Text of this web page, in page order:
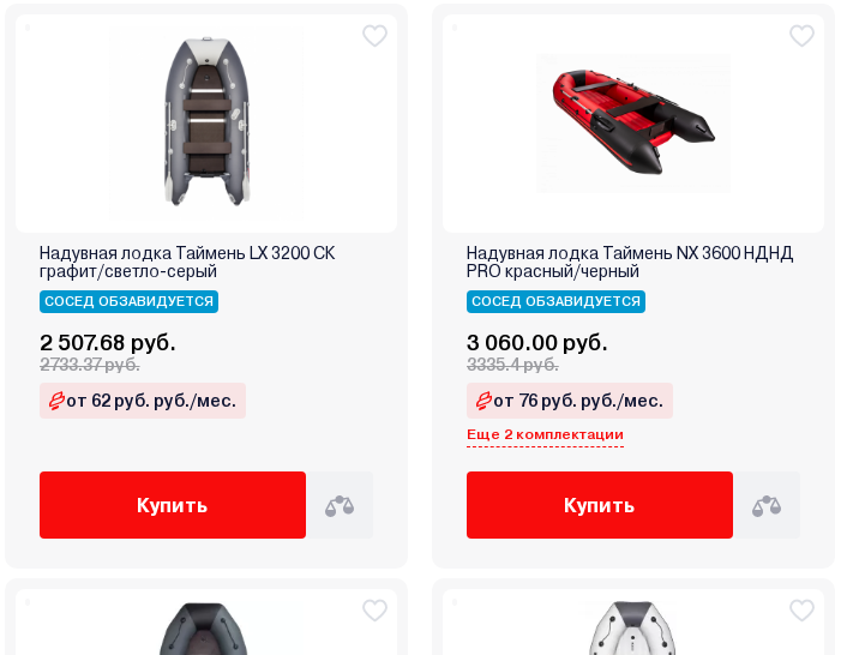
Надувная лодка Таймень LX 3200 СК
графит/светло-серый
СОСЕД ОБЗАВИДУЕТСЯ
2 507.68 руб.
2733.37 руб.
от 62 руб. руб./мес.
Купить
Надувная лодка Таймень NX 3600 НДНД
PRO красный/черный
СОСЕД ОБЗАВИДУЕТСЯ
3 060.00 руб.
3335.4 руб.
от 76 руб. руб./мес.
Еще 2 комплектации
Купить